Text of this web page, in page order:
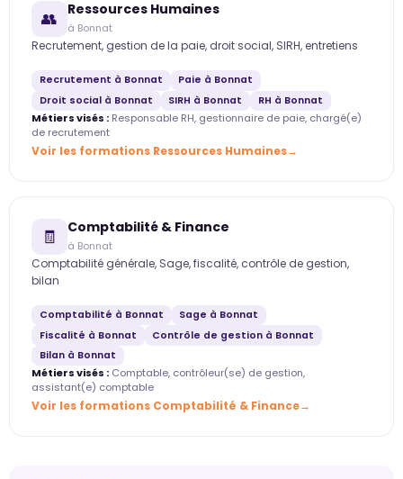
👥 Ressources Humaines
à Bonnat
Recrutement, gestion de la paie, droit social, SIRH, entretiens
Recrutement à Bonnat
Paie à Bonnat
Droit social à Bonnat
SIRH à Bonnat RH à Bonnat
Métiers visés : Responsable RH, gestionnaire de paie, chargé(e)
de recrutement
Voir les formations Ressources Humaines
🧾 Comptabilité & Finance
à Bonnat
Comptabilité générale, Sage, fiscalité, contrôle de gestion,
bilan
Comptabilité à Bonnat
Sage à Bonnat
Fiscalité à Bonnat
Contrôle de gestion à Bonnat
Bilan à Bonnat
Métiers visés : Comptable, contrôleur(se) de gestion,
assistant(e) comptable
Voir les formations Comptabilité & Finance